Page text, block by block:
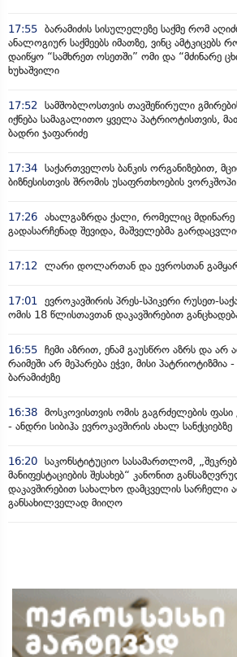
17:55 ბარამიძის სისულელეზე საქმე რომ
ანალოგიურ საქმეებს იმათზე, ვინც ამტკიცებს
დაიწყო “სამხრეთ ოსეთში” ომი და “მძინარე
ხუხაშვილი
17:52 სამშობლოსთვის თავშეწირული
იქნება სამაგალითო ყველა პატრიოტისთვის,
ბადრი ჯაფარიძე
17:34 საქართველოს ბანკის ორგანიზებით,
ბიზნესისთვის შრომის უსაფრთხოების
17:26 ახალგაზრდა ქალი, რომელიც მდინარე
გადასარჩენად შევიდა, მაშველებმა
17:12 ლარი დოლართან და ევროსთან
17:01 ევროკავშირის პრეს-სპიკერი რუსეთ-
ომის 18 წლისთავთან დაკავშირებით
16:55 ჩემი აზრით, ენამ გაუსწრო აზრს და არ
რაიმეში არ მეპარება ეჭვი, მისი პატრიოტიზმია
ბარამიძეზე
16:38 მოსკოვისთვის ომის გაგრძელების
- ანდრი სიბიჰა ევროკავშირის ახალ სანქციებზე
16:20 საკონსტიტუციო სასამართლომ,
მანიფესტაციების შესახებ“ კანონით
დაკავშირებით სახალხო დამცველის სარჩელი
განსახილველად მიიღო